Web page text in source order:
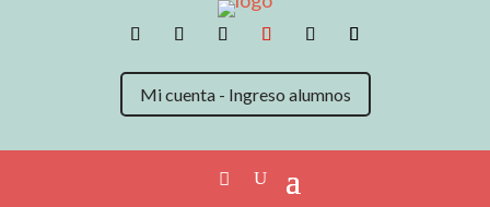
Mi cuenta - Ingreso alumnos